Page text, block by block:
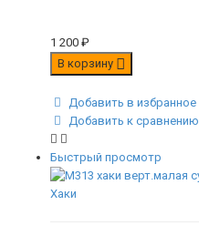
1 200 ₽
В корзину
Добавить в избранное
Добавить к сравнению
Быстрый просмотр